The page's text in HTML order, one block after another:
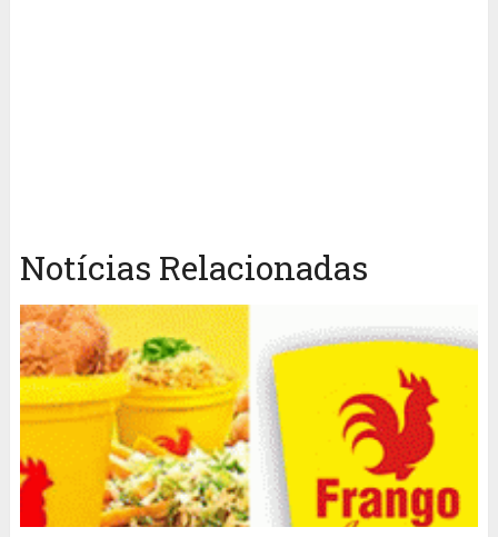
Notícias Relacionadas